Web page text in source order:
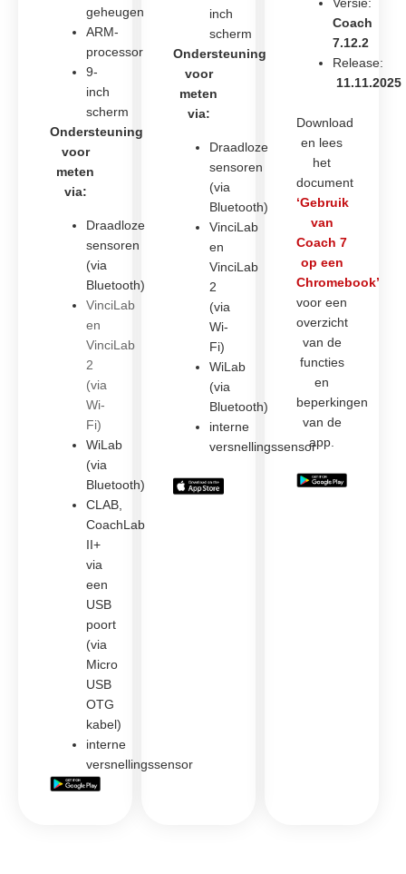
geheugen
ARM-
processor
9-
inch
scherm
Ondersteuning
voor
meten
via:
Draadloze
sensoren
(via
Bluetooth)
VinciLab
en
VinciLab
2
(via
Wi-
Fi)
WiLab
(via
Bluetooth)
CLAB,
CoachLab
II+
via
een
USB
poort
(via
Micro
USB
OTG
kabel)
interne
versnellingssensor
inch
scherm
Ondersteuning
voor
meten
via:
Draadloze
sensoren
(via
Bluetooth)
VinciLab
en
VinciLab
2
(via
Wi-
Fi)
WiLab
(via
Bluetooth)
interne
versnellingssensor
Coach
7.12.2
Release:
11.11.2025
Download
en lees
het
document
‘Gebruik
van
Coach 7
op een
Chromebook’
voor een
overzicht
van de
functies
en
beperkingen
van de
app.